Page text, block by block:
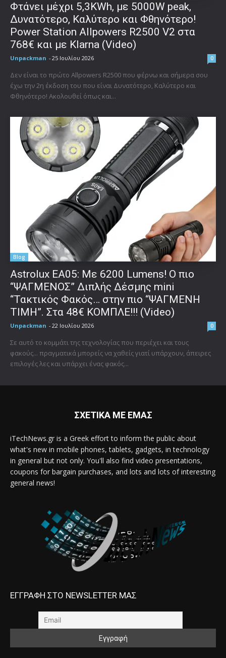
Φτάνει μέχρι 5,3KWh, με 5000W peak,
Δυνατότερο, Καλύτερο και Φθηνότερο!
Power Station Allpowers R2500 V2 στα
768€ και με Klarna (Video)
Unpackman - 25 Ιουλίου 2026 0
Δεν είναι το πρώτο Allpowers R2500 που φέρνω και σήμερα σου
έχω την 2η έκδοση του που είναι Δυνατότερο, Καλύτερο και
Φθηνότερο! Ακολουθεί όπως και...
Blog
Astrolux ΕΑ05: Με 6200 Lumens! Ο πιο
“ΨΑΓΜΕΝΟΣ” Διπλής Δέσμης mini
“Τακτικός Φακός… στην πιο “ΨΑΓΜΕΝΗ
ΤΙΜΗ”. Στα 48€ ΚΟΜΠΛΕ!!! (Video)
Unpackman - 22 Ιουλίου 2026 0
Σε αυτό το κομμάτι της τεχνολογίας που περιέχει και τους
φακούς... πραγματικά μπορείς να χαθείς γιατί υπάρχουν, άπειρες
επιλογές λες και υπάρχει ένας φακός...
ΣΧΕΤΙΚΑ ΜΕ ΕΜΑΣ
iTechNews.gr is a Greek effort to inform the public about
what's new in mobile phones, tablets, gadgets, in technology
in general but not only. You'll also find video presentations,
coupons for bargain purchases, and lots and lots of interesting
general news!
ΕΓΓΡΑΦΗ ΣΤΟ NEWSLETTER ΜΑΣ